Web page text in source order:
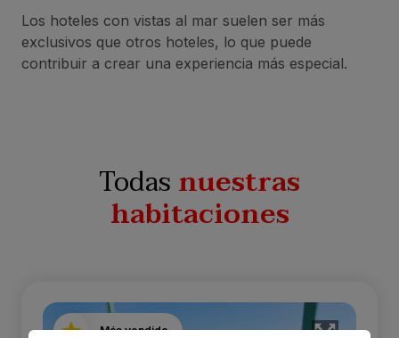
Los hoteles con vistas al mar suelen ser más
exclusivos que otros hoteles, lo que puede
contribuir a crear una experiencia más especial.
Todasnuestras
habitaciones
Más vendido